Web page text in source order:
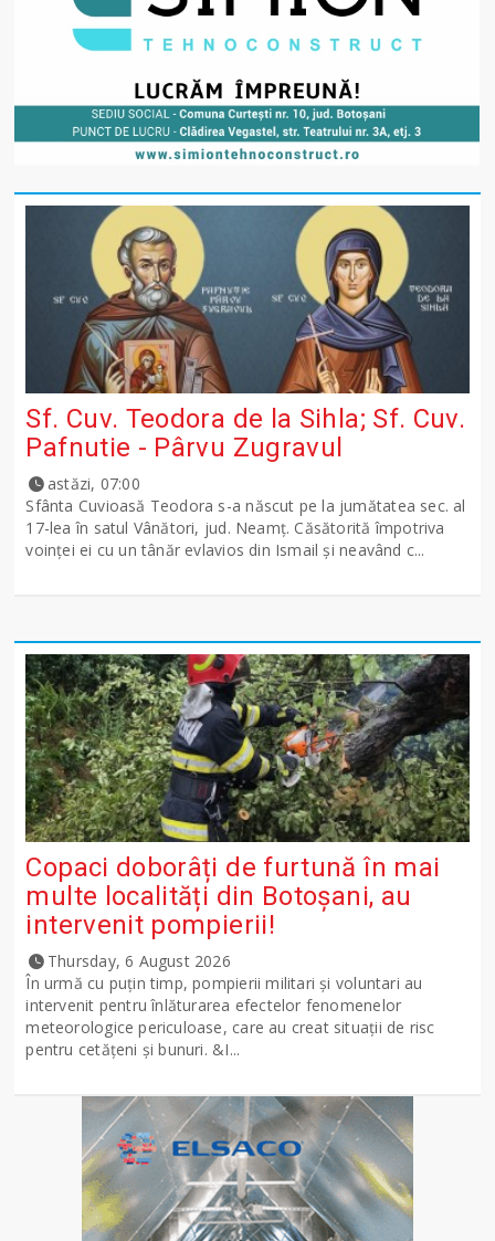
Sf. Cuv. Teodora de la Sihla; Sf. Cuv.
Pafnutie - Pârvu Zugravul
astăzi, 07:00
Sfânta Cuvioasă Teodora s-a născut pe la jumătatea sec. al
17-lea în satul Vânători, jud. Neamţ. Căsătorită împotriva
voinţei ei cu un tânăr evlavios din Ismail şi neavând c...
Copaci doborâți de furtună în mai
multe localități din Botoșani, au
intervenit pompierii!
Thursday, 6 August 2026
În urmă cu puțin timp, pompierii militari și voluntari au
intervenit pentru înlăturarea efectelor fenomenelor
meteorologice periculoase, care au creat situații de risc
pentru cetățeni și bunuri. &I...